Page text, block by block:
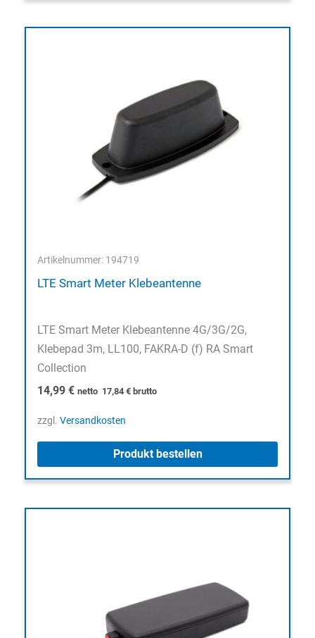
Artikelnummer: 194719
LTE Smart Meter Klebeantenne
LTE Smart Meter Klebeantenne 4G/3G/2G,
Klebepad 3m, LL100, FAKRA-D (f) RA Smart
Collection
14,99 € netto 17,84 € brutto
zzgl. Versandkosten
Produkt bestellen